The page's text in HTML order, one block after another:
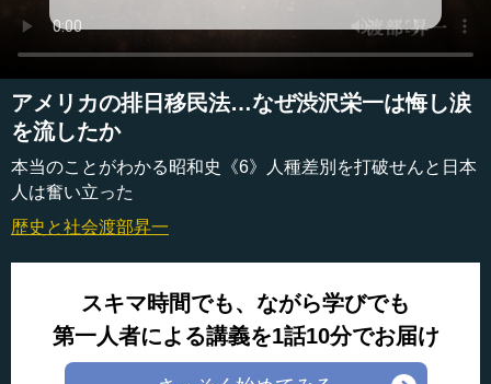
アメリカの排日移民法…なぜ渋沢栄一は悔し涙
を流したか
本当のことがわかる昭和史《6》人種差別を打破せんと日本
人は奮い立った
歴史と社会渡部昇一
スキマ時間でも、ながら学びでも
第一人者による講義を1話10分でお届け